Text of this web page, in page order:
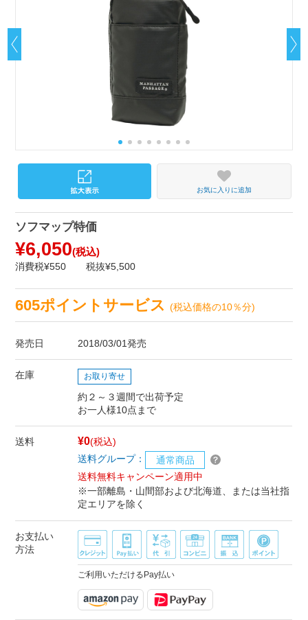
お気に入りに追加
ソフマップ特価
¥6,050(税込)
消費税¥550 税抜¥5,500
605ポイントサービス(税込価格の10％分)
発売日 2018/03/01発売
在庫 お取り寄せ
約２～３週間で出荷予定
お一人様10点まで
送料 ¥0(税込)
送料グループ：
通常商品
送料無料キャンペーン適用中
※一部離島・山間部および北海道、または当社指
定エリアを除く
お支払い
方法
ご利用いただけるPay払い